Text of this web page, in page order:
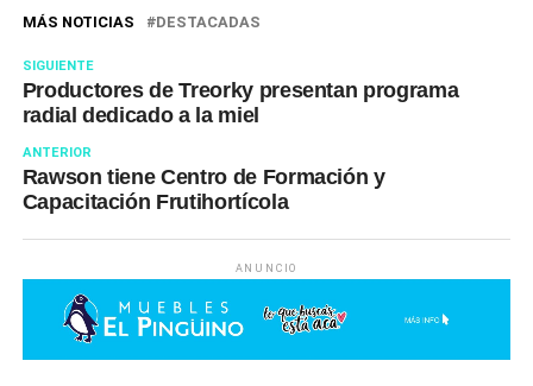
MÁS NOTICIAS DESTACADAS
SIGUIENTE
Productores de Treorky presentan programa
radial dedicado a la miel
ANTERIOR
Rawson tiene Centro de Formación y
Capacitación Frutihortícola
ANUNCIO